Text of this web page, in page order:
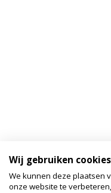
Wij gebruiken cookies
We kunnen deze plaatsen
onze website te